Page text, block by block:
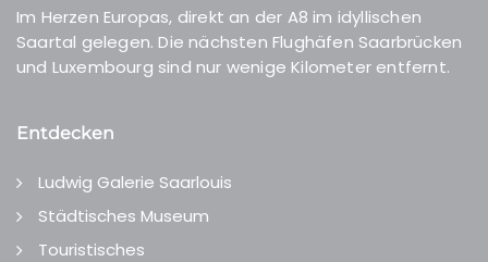
Im Herzen Europas, direkt an der A8 im idyllischen
Saartal gelegen. Die nächsten Flughäfen Saarbrücken
und Luxembourg sind nur wenige Kilometer entfernt.
Entdecken
Ludwig Galerie Saarlouis
Städtisches Museum
Touristisches